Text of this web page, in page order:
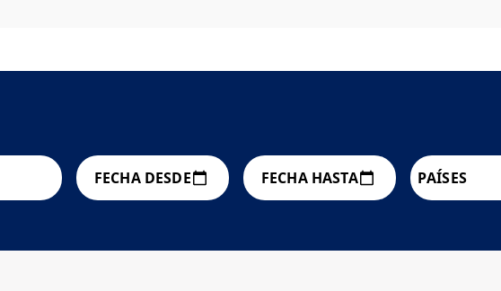
FECHA DESDE FECHA HASTA PAÍSES